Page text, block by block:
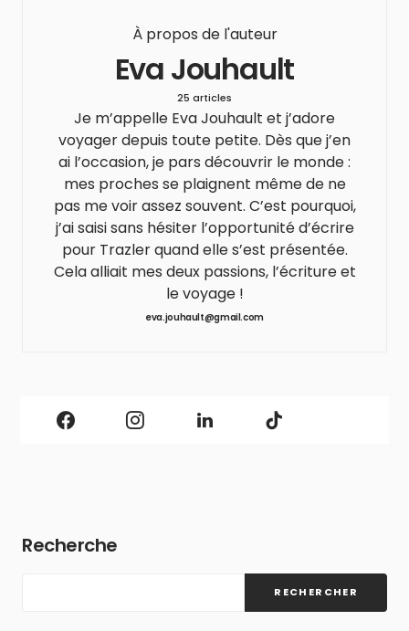
À propos de l'auteur
Eva Jouhault
25 articles
Je m’appelle Eva Jouhault et j’adore
voyager depuis toute petite. Dès que j’en
ai l’occasion, je pars découvrir le monde :
mes proches se plaignent même de ne
pas me voir assez souvent. C’est pourquoi,
j’ai saisi sans hésiter l’opportunité d’écrire
pour Trazler quand elle s’est présentée.
Cela alliait mes deux passions, l’écriture et
le voyage !
eva.jouhault@gmail.com
Recherche
RECHERCHER